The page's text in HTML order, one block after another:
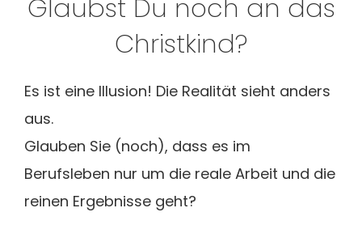
Glaubst Du noch an das
Christkind?
Es ist eine Illusion! Die Realität sieht anders
aus.
Glauben Sie (noch), dass es im
Berufsleben nur um die reale Arbeit und die
reinen Ergebnisse geht?